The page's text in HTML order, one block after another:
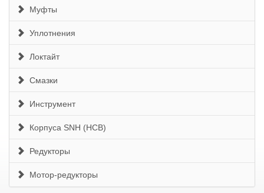
Муфты
Уплотнения
Локтайт
Смазки
Инструмент
Корпуса SNH (HCB)
Редукторы
Мотор-редукторы